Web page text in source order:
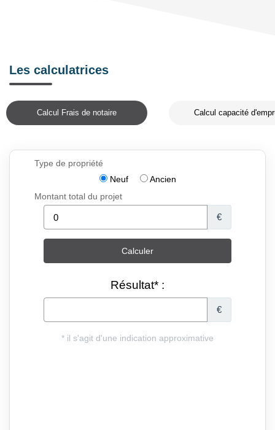
Les calculatrices
Calcul Frais de notaire Calcul capacité